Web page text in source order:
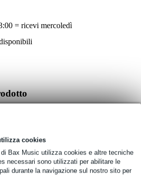
cookies
Bax Music utilizza cookies e altre tecniche
necessari sono utilizzati per abilitare le
durante la navigazione sul nostro sito per
= ricevi mercoledì
XZ